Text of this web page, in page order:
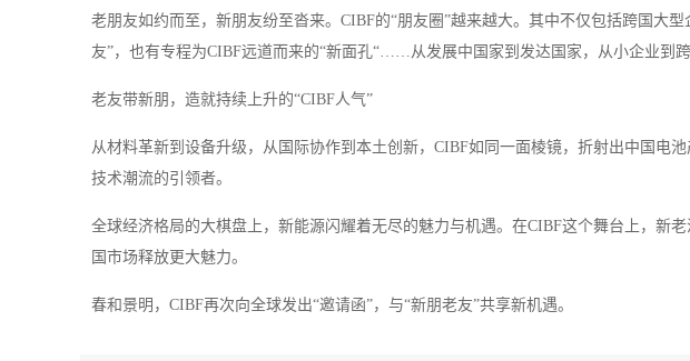
老朋友如约而至，新朋友纷至沓来。CIBF的“朋友圈”越来越大。其中不仅包括跨国大
友”，也有专程为CIBF远道而来的“新面孔“……从发展中国家到发达国家，从小企业到
老友带新朋，造就持续上升的“CIBF人气”
从材料革新到设备升级，从国际协作到本土创新，CIBF如同一面棱镜，折射出中国
技术潮流的引领者。
全球经济格局的大棋盘上，新能源闪耀着无尽的魅力与机遇。在CIBF这个舞台上，新
国市场释放更大魅力。
春和景明，CIBF再次向全球发出“邀请函”，与“新朋老友”共享新机遇。